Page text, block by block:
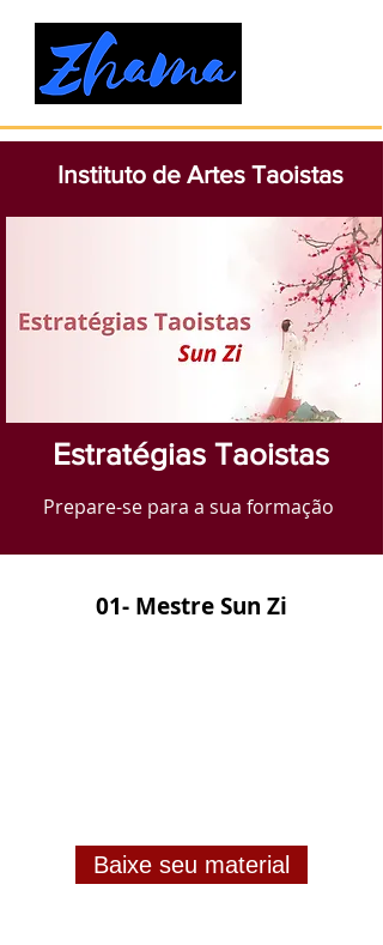
Instituto de Artes Taoistas
Estratégias Taoistas
Prepare-se para a sua formação
01- Mestre Sun Zi
Baixe seu material